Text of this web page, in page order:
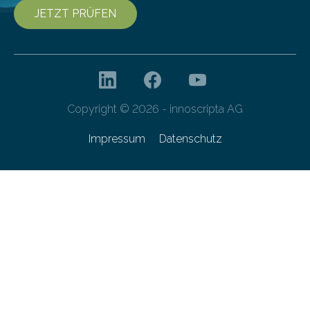
JETZT PRÜFEN
Copyright © 2026 - innoscripta AG
Impressum Datenschutz